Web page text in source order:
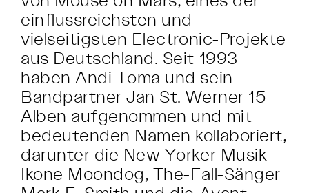
einflussreichsten und
vielseitigsten Electronic-Projekte
aus Deutschland. Seit 1993
haben Andi Toma und sein
Bandpartner Jan St. Werner 15
Alben aufgenommen und mit
bedeutenden Namen kollaboriert,
darunter die New Yorker Musik-
Ikone Moondog, The-Fall-Sänger